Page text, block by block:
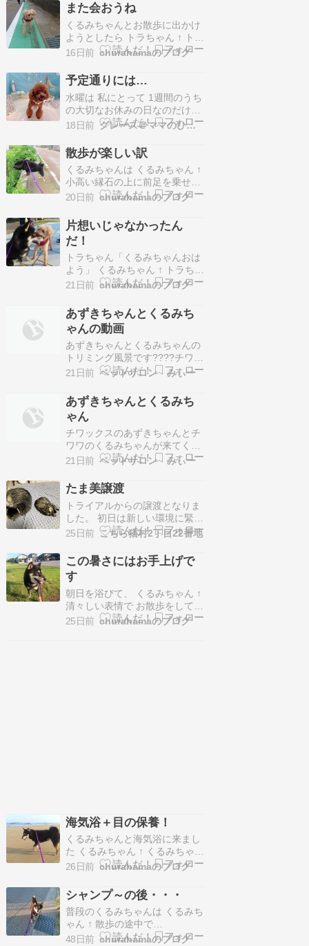
また会おうね
くるみちゃんとお散歩に出かけ
ようとしたら トラちゃん ↑ トラ
ちゃんと出会いました トラちゃ
緒に神社へ行こうね」 って、二
人(＆)揃って歩き出したんだけ
ど 二人(＆)は、 ずっと、寄り添
いながら歩いていました くるみ
ちゃん＆トラちゃん「トコ、ト
16日前 churahamaのブログ
予定通りには…
水曜は 私にとって 1週間のうち
の大切なお休みの日なのだけれ
ど普段やれてない事をやろうと
けれどなかなか予定通りには 物
事は進まない…????今日のお休
みは2週間いけてなかった整骨
院に朝から行って1頭だけで調
整が付かなくてお受けしたお客
18日前 グレース＠ママのひとりごと
散歩が楽しい訳
くるみちゃんは くるみちゃん ↑
小高い縁石の上に前足を乗せて
景色を眺めるのが大好きです く
ゃん「ヨシ」 くるみちゃん「お
散歩の続きをしましょう」 くる
みちゃん「よいしょ」 くるみち
ゃん「トン」 くるみちゃん「あ
らっ」 くるみちゃん「蔓がお互
いに…
20日前 churahamaのブログ
片想いじゃなかったん
だ！
トラちゃん「くるみちゃんおは
よう」 くるみちゃん ↑ トラちゃ
ん ↑ トラちゃん「元気」 トラち
はいつもキラ、キラした目でく
るみちゃんを見つめてきます ト
ラちゃん「・・・」 くるみちゃ
ん「う～ん」 くるみちゃん「あ
のね、トラちゃん」 くるみちゃ
ん「…
21日前 churahamaのブログ
あずきちゃんとくるみち
ゃんの動画
あずきちゃんとくるみちゃんの
トリミング風景です????チワッ
クスのあずきちゃんとチワワの
た 京都市南区 ペットサロンみ
ぃ〜YouTube でお気に入りの動
画や音楽を楽しみ、オリジナル
のコンテンツをアップロードし
て友だちや家族、世界中の人た
ちと共有しま…
21日前 ペットサロン みぃー
あずきちゃんとくるみち
ゃん
チワックスのあずきちゃんとチ
ワワのくるみちゃんが来てくれ
ました????さて今日もトリミン
さんなあずきちゃんとくるみち
ゃんシャンプーのアワアワ頭に
乗せてお写真バッチリ????トリ
ミング前がこちらカット中もと
ってもお利口さん可愛さに更に
21日前 ペットサロン みぃー
たま美譲渡
トライアルからの譲渡となりま
した。 初日は新しい環境に緊張
していたそうですが翌日からは
遊んでも掃除機や洗濯機もへっ
ちゃらで過ごしていたそうで
す。 先住猫の鬼太郎くんは少し
デリケートな面があるのですが
たま美ちゃんのような天真爛漫
な性格が良かったようで仲…
25日前 こちら猫村2丁目22番地
この暑さにはお手上げで
す
朝日を浴びて、 くるみちゃん ↑
清々しい表情で お散歩をしてい
るくるみちゃんです くるみちゃ
25日前 churahamaのブログ
海気浴＋目の保養！
くるみちゃんと海気浴に来まし
た くるみちゃん ↑ くるみちゃん
「今日の海は、」 くるみちゃん
鳥がいっぱい」 くるみちゃん
「ねぇ、母ちゃん」 くるみちゃ
ん「いつもより、海鳥さんが集
まっているから」 くるみちゃん
「今日は、いっぱいお魚捕れる
26日前 churahamaのブログ
シャンプ～の後・・・
普段のくるみちゃんは くるみち
ゃん ↑ 散歩の途中で
churahamaと視線を合わせてく
48日前 churahamaのブログ